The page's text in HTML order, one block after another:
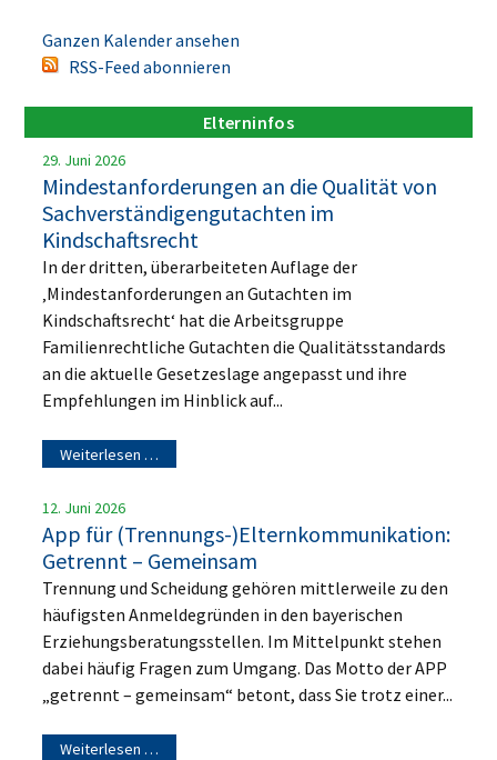
Ganzen Kalender ansehen
RSS-Feed abonnieren
Elterninfos
29. Juni 2026
Mindestanforderungen an die Qualität von
Sachverständigengutachten im
Kindschaftsrecht
In der dritten, überarbeiteten Auflage der
‚Mindestanforderungen an Gutachten im
Kindschaftsrecht‘ hat die Arbeitsgruppe
Familienrechtliche Gutachten die Qualitätsstandards
an die aktuelle Gesetzeslage angepasst und ihre
Empfehlungen im Hinblick auf...
Weiterlesen …
12. Juni 2026
App für (Trennungs-)Elternkommunikation:
Getrennt – Gemeinsam
Trennung und Scheidung gehören mittlerweile zu den
häufigsten Anmeldegründen in den bayerischen
Erziehungsberatungsstellen. Im Mittelpunkt stehen
dabei häufig Fragen zum Umgang. Das Motto der APP
„getrennt – gemeinsam“ betont, dass Sie trotz einer...
Weiterlesen …